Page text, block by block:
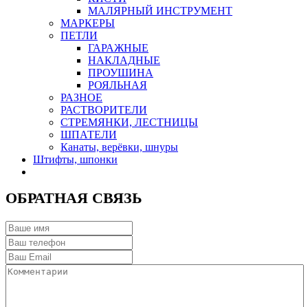
МАЛЯРНЫЙ ИНСТРУМЕНТ
МАРКЕРЫ
ПЕТЛИ
ГАРАЖНЫЕ
НАКЛАДНЫЕ
ПРОУШИНА
РОЯЛЬНАЯ
РАЗНОЕ
РАСТВОРИТЕЛИ
СТРЕМЯНКИ, ЛЕСТНИЦЫ
ШПАТЕЛИ
Канаты, верёвки, шнуры
Штифты, шпонки
ОБРАТНАЯ СВЯЗЬ